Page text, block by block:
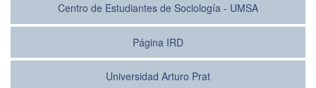
Centro de Estudiantes de Sociología - UMSA
Página IRD
Universidad Arturo Prat